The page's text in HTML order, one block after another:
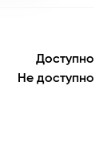
Доступно
Не доступно